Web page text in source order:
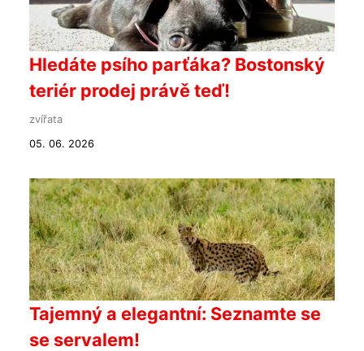
Hledáte psího parťáka? Bostonský
teriér prodej právě teď!
zvířata
05. 06. 2026
Tajemný a elegantní: Seznamte se
se servalem!